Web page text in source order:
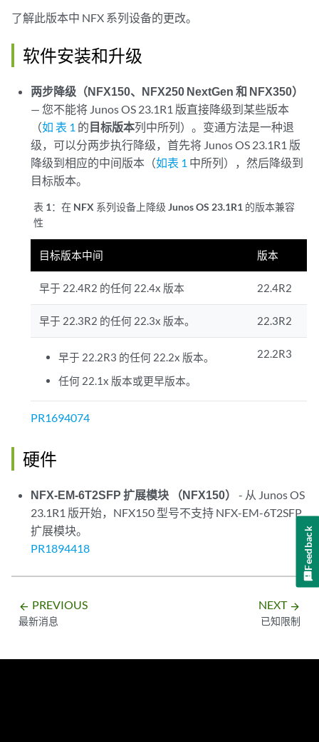
了解此版本中 NFX 系列设备的更改。
软件安装和升级
两步降级（NFX150、NFX250 NextGen 和 NFX350）
— 您不能将 Junos OS 23.1R1 版直接降级到某些版本
（如 表 1 的目标版本列中所列）。变通方法是一种退
级，可以分两步执行降级，首先将 Junos OS 23.1R1 版
降级到相应的中间版本（如表 1 中所列），然后降级到
目标版本。
表 1：在 NFX 系列设备上降级 Junos OS 23.1R1 的版本兼容
性
目标版本中间 版本
早于 22.4R2 的任何 22.4x 版本 22.4R2
早于 22.3R2 的任何 22.3x 版本。 22.3R2
早于 22.2R3 的任何 22.2x 版本。
任何 22.1x 版本或更早版本。
22.2R3
PR1694074
硬件
NFX-EM-6T2SFP 扩展模块 （NFX150）
- 从 Junos OS
23.1R1 版开始，NFX150 型号不支持 NFX-EM-6T2SFP
扩展模块。
PR1894418
arrow_backward PREVIOUS
最新消息
NEXT arrow_forward
已知限制
Feedback